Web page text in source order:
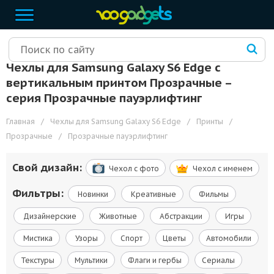
Чехлы для Samsung Galaxy S6 Edge с
вертикальным принтом Прозрачные –
cерия Прозрачные пауэрлифтинг
Главная / Чехлы для Samsung Galaxy S6 Edge / Принты
/
Прозрачные
/ Прозрачные пауэрлифтинг
Свой дизайн: Чехол c фото Чехол c именем
Фильтры: Новинки Креативные Фильмы
Дизайнерские Животные Абстракции Игры
Мистика Узоры Спорт Цветы Автомобили
Текстуры Мультики Флаги и гербы Сериалы